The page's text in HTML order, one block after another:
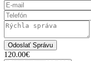
Odoslať Správu
120.00€